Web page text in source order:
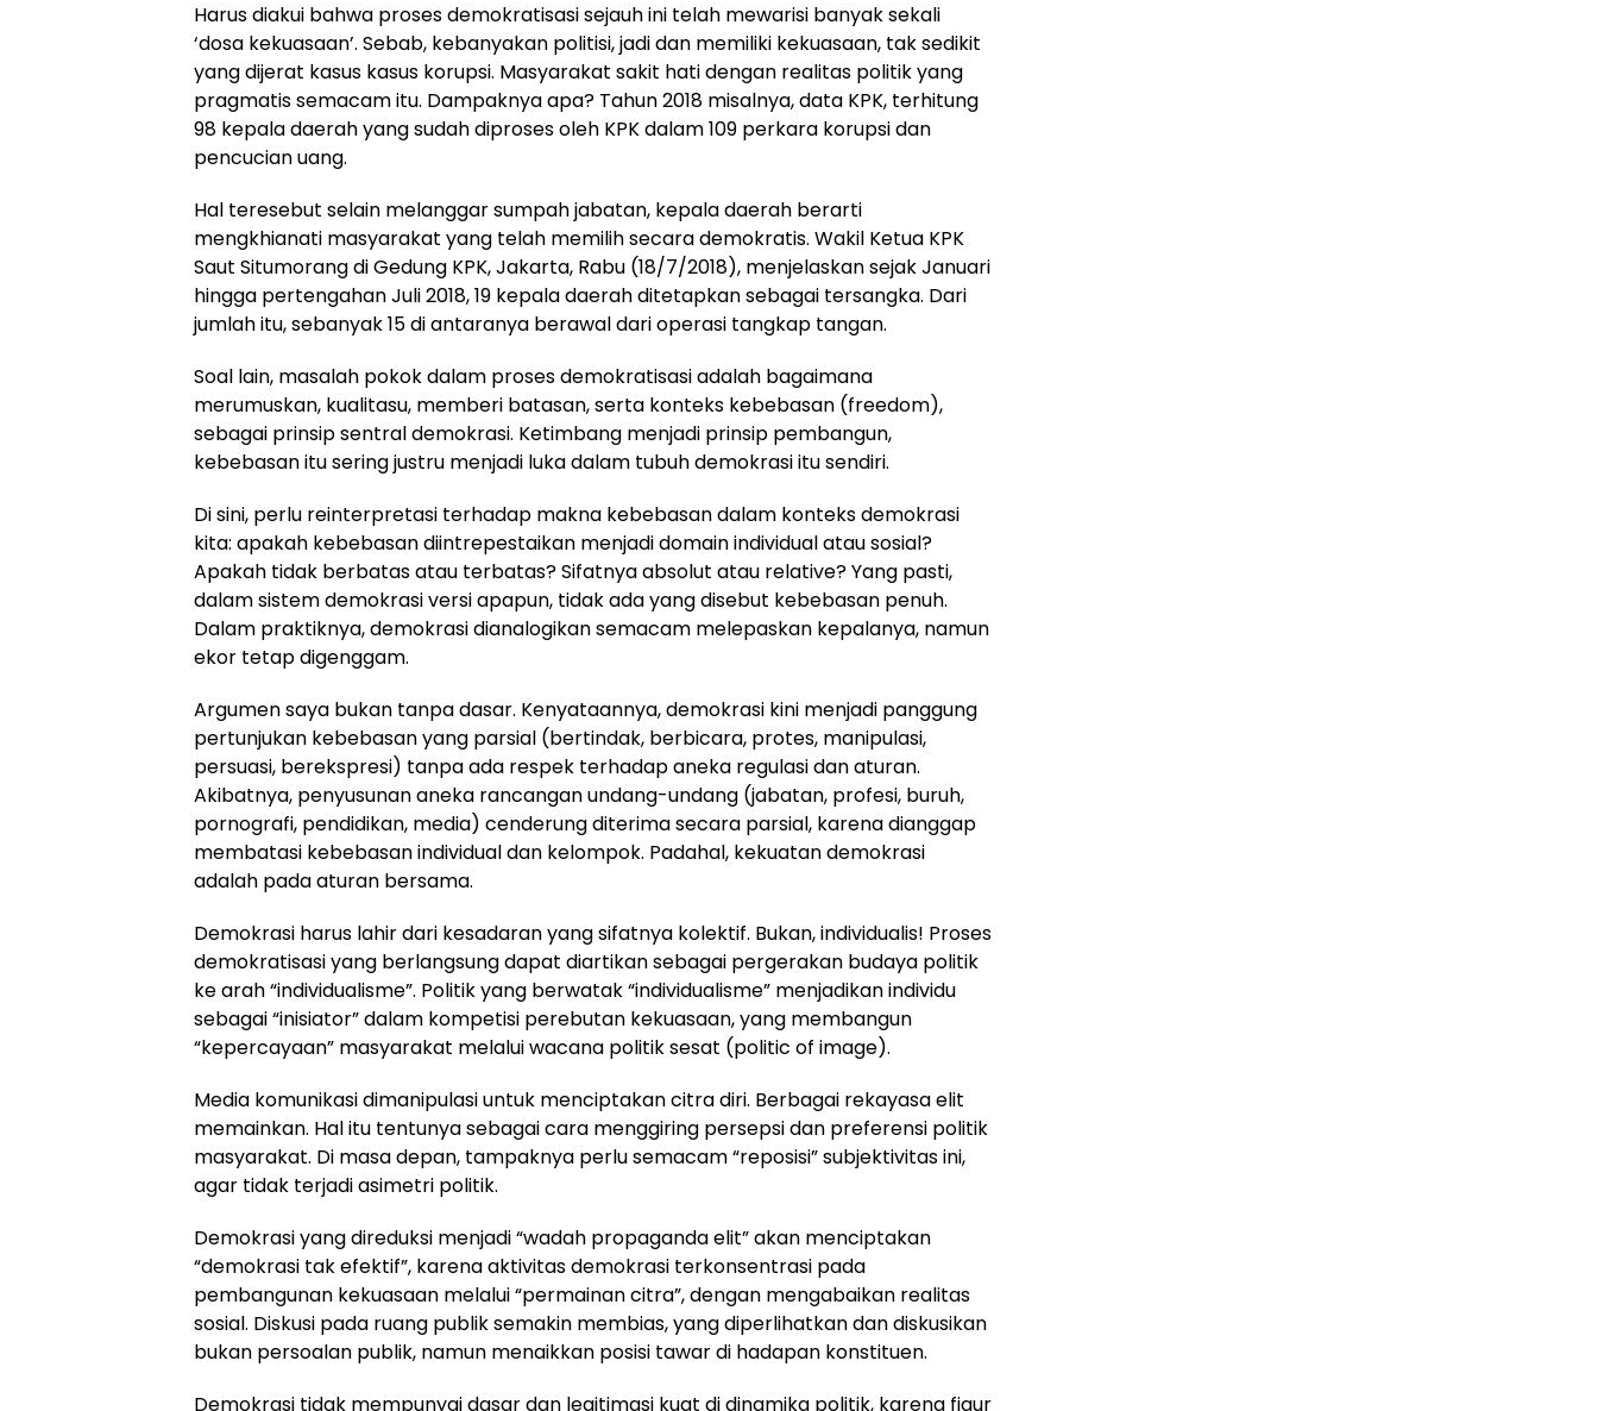
Harus diakui bahwa proses demokratisasi sejauh ini telah mewarisi banyak sekali
‘dosa kekuasaan’. Sebab, kebanyakan politisi, jadi dan memiliki kekuasaan, tak sedikit
yang dijerat kasus kasus korupsi. Masyarakat sakit hati dengan realitas politik yang
pragmatis semacam itu. Dampaknya apa? Tahun 2018 misalnya, data KPK, terhitung
98 kepala daerah yang sudah diproses oleh KPK dalam 109 perkara korupsi dan
pencucian uang.
Hal teresebut selain melanggar sumpah jabatan, kepala daerah berarti
mengkhianati masyarakat yang telah memilih secara demokratis. Wakil Ketua KPK
Saut Situmorang di Gedung KPK, Jakarta, Rabu (18/7/2018), menjelaskan sejak Januari
hingga pertengahan Juli 2018, 19 kepala daerah ditetapkan sebagai tersangka. Dari
jumlah itu, sebanyak 15 di antaranya berawal dari operasi tangkap tangan.
Soal lain, masalah pokok dalam proses demokratisasi adalah bagaimana
merumuskan, kualitasu, memberi batasan, serta konteks kebebasan (freedom),
sebagai prinsip sentral demokrasi. Ketimbang menjadi prinsip pembangun,
kebebasan itu sering justru menjadi luka dalam tubuh demokrasi itu sendiri.
Di sini, perlu reinterpretasi terhadap makna kebebasan dalam konteks demokrasi
kita: apakah kebebasan diintrepestaikan menjadi domain individual atau sosial?
Apakah tidak berbatas atau terbatas? Sifatnya absolut atau relative? Yang pasti,
dalam sistem demokrasi versi apapun, tidak ada yang disebut kebebasan penuh.
Dalam praktiknya, demokrasi dianalogikan semacam melepaskan kepalanya, namun
ekor tetap digenggam.
Argumen saya bukan tanpa dasar. Kenyataannya, demokrasi kini menjadi panggung
pertunjukan kebebasan yang parsial (bertindak, berbicara, protes, manipulasi,
persuasi, berekspresi) tanpa ada respek terhadap aneka regulasi dan aturan.
Akibatnya, penyusunan aneka rancangan undang-undang (jabatan, profesi, buruh,
pornografi, pendidikan, media) cenderung diterima secara parsial, karena dianggap
membatasi kebebasan individual dan kelompok. Padahal, kekuatan demokrasi
adalah pada aturan bersama.
Demokrasi harus lahir dari kesadaran yang sifatnya kolektif. Bukan, individualis! Proses
demokratisasi yang berlangsung dapat diartikan sebagai pergerakan budaya politik
ke arah “individualisme”. Politik yang berwatak “individualisme” menjadikan individu
sebagai “inisiator” dalam kompetisi perebutan kekuasaan, yang membangun
“kepercayaan” masyarakat melalui wacana politik sesat (politic of image).
Media komunikasi dimanipulasi untuk menciptakan citra diri. Berbagai rekayasa elit
memainkan. Hal itu tentunya sebagai cara menggiring persepsi dan preferensi politik
masyarakat. Di masa depan, tampaknya perlu semacam “reposisi” subjektivitas ini,
agar tidak terjadi asimetri politik.
Demokrasi yang direduksi menjadi “wadah propaganda elit” akan menciptakan
“demokrasi tak efektif”, karena aktivitas demokrasi terkonsentrasi pada
pembangunan kekuasaan melalui “permainan citra”, dengan mengabaikan realitas
sosial. Diskusi pada ruang publik semakin membias, yang diperlihatkan dan diskusikan
bukan persoalan publik, namun menaikkan posisi tawar di hadapan konstituen.
Demokrasi tidak mempunyai dasar dan legitimasi kuat di dinamika politik, karena figur